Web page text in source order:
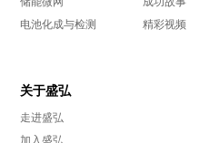
电池化成与检测
精彩视频
关于盛弘
走进盛弘